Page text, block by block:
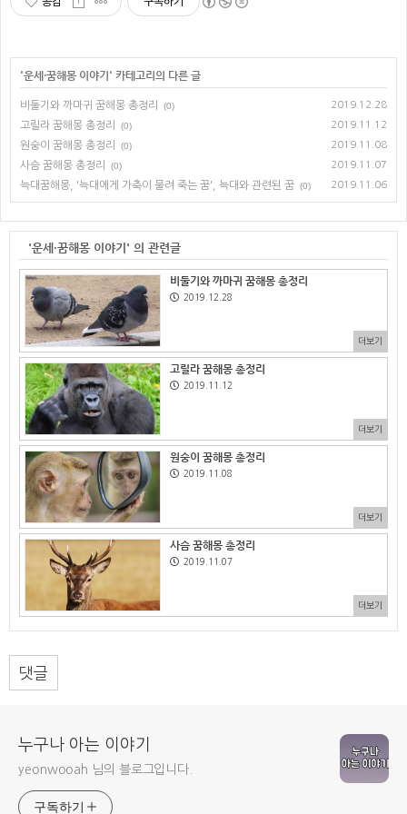
'운세·꿈해몽 이야기 ' 카테고리의 다른 글
비둘기와 까마귀 꿈해몽 총정리 (0) 2019.12.28
고릴라 꿈해몽 총정리 (0) 2019.11.12
원숭이 꿈해몽 총정리 (0) 2019.11.08
사슴 꿈해몽 총정리 (0) 2019.11.07
늑대꿈해몽, '늑대에게 가축이 물려 죽는 꿈', 늑대와 관련된 꿈 (0) 2019.11.06
'운세·꿈해몽 이야기' 의 관련글
비둘기와 까마귀 꿈해몽 총정리
2019.12.28
더보기
고릴라 꿈해몽 총정리
2019.11.12
더보기
원숭이 꿈해몽 총정리
2019.11.08
더보기
사슴 꿈해몽 총정리
2019.11.07
더보기
댓글
누구나 아는 이야기
yeonwooah 님의 블로그입니다.
구독하기